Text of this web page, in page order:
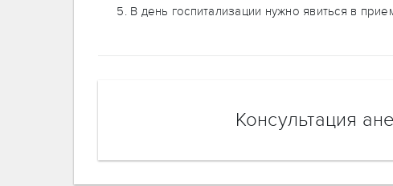
В день госпитализации нужно явиться в
Консультация